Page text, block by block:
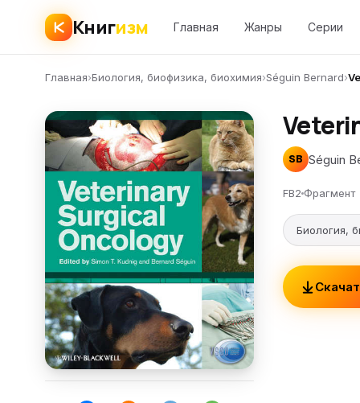
Книгизм Главная Жанры Серии
Главная›Биология, биофизика, биохимия›Séguin Bernard›
SB Séguin
FB2 Фрагмент
Биология,